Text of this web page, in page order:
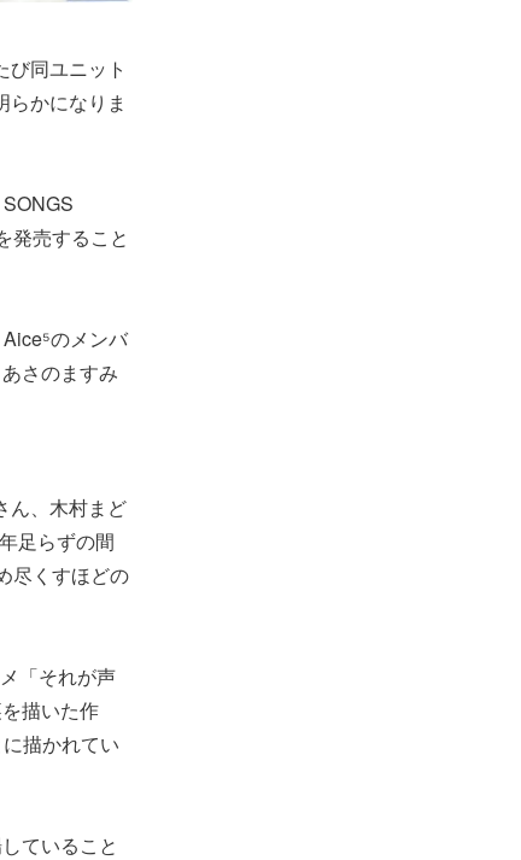
同ユニット
かになりま
発売すること
のメンバ
さのますみ
ん、木村まど
足らずの間
尽くすほどの
「それが声
描いた作
描かれてい
ていること